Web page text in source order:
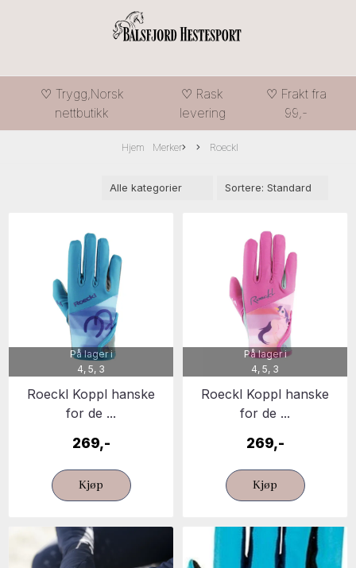
♡ Trygg,Norsk
nettbutikk
♡ Rask
levering
♡ Frakt fra
99,-
Hjem Merker Roeckl
På lager i
4, 5, 3
Roeckl Koppl hanske
for de ...
269,-
Kjøp
På lager i
4, 5, 3
Roeckl Koppl hanske
for de ...
269,-
Kjøp